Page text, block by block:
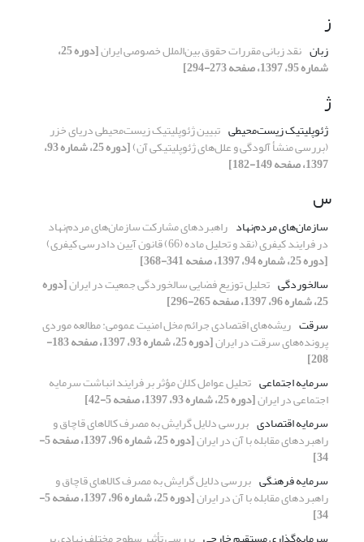
ز
زبان نقد زبانی مقررات حقوق بین‌الملل خصوصی ایران [دوره 25،
شماره 95، 1397، صفحه 273-294]
ژ
ژئوپلیتیک زیست‌محیطی تبیین ژئوپلیتیک زیست‌محیطی دریای خزر
(بررسی منشأ آلودگی و علل‌های ژئوپلیتیکی آن) [دوره 25، شماره 93،
1397، صفحه 149-182]
س
سازمان‌های مردم‌نهاد راهبردهای مشارکت سازمان‌های مردم‌نهاد
در فرایند کیفری (نقد و تحلیل ماده (66) قانون آیین دادرسی کیفری)
[دوره 25، شماره 94، 1397، صفحه 341-368]
سالخوردگی تحلیل توزیع فضایی سالخوردگی جمعیت در ایران[دوره
25، شماره 96، 1397، صفحه 265-296]
سرقت ریشه‌های اقتصادی جرائم مخل امنیت عمومی: مطالعه موردی
پرونده‌های سرقت در ایران [دوره 25، شماره 93، 1397، صفحه 183-
208]
سرمایه اجتماعی تحلیل عوامل کلان مؤثر بر فرایند انباشت سرمایه
اجتماعی در ایران[دوره 25، شماره 93، 1397، صفحه 5-42]
سرمایه اقتصادی بررسی دلایل گرایش به مصرف کالاهای قاچاق و
راهبرد‌های مقابله با آن در ایران [دوره 25، شماره 96، 1397، صفحه 5-
34]
سرمایه فرهنگی بررسی دلایل گرایش به مصرف کالاهای قاچاق و
راهبرد‌های مقابله با آن در ایران [دوره 25، شماره 96، 1397، صفحه 5-
34]